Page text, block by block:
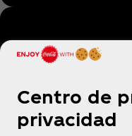
arte y mucho más.
Seguí
Centro de
privacidad